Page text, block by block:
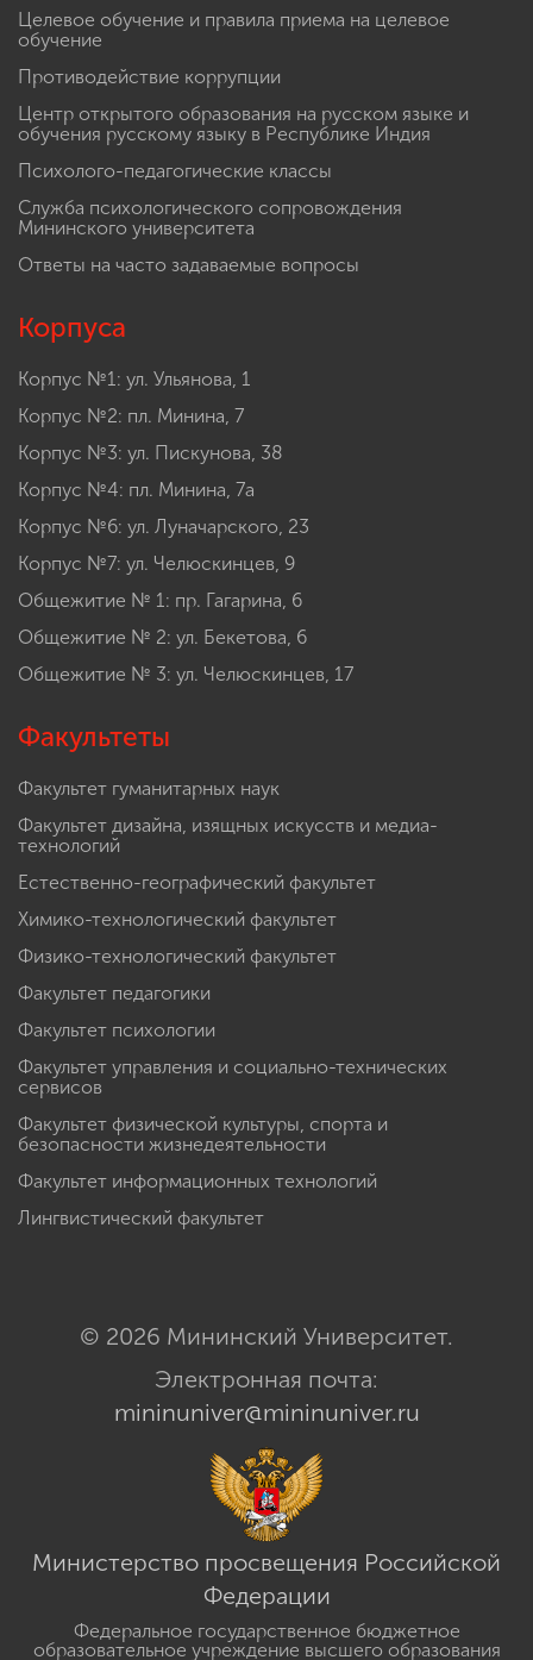
Целевое обучение и правила приема на целевое
обучение
Противодействие коррупции
Центр открытого образования на русском языке и
обучения русскому языку в Республике Индия
Психолого-педагогические классы
Служба психологического сопровождения
Мининского университета
Ответы на часто задаваемые вопросы
Корпуса
Корпус №1: ул. Ульянова, 1
Корпус №2: пл. Минина, 7
Корпус №3: ул. Пискунова, 38
Корпус №4: пл. Минина, 7а
Корпус №6: ул. Луначарского, 23
Корпус №7: ул. Челюскинцев, 9
Общежитие № 1: пр. Гагарина, 6
Общежитие № 2: ул. Бекетова, 6
Общежитие № 3: ул. Челюскинцев, 17
Факультеты
Факультет гуманитарных наук
Факультет дизайна, изящных искусств и медиа-
технологий
Естественно-географический факультет
Химико-технологический факультет
Физико-технологический факультет
Факультет педагогики
Факультет психологии
Факультет управления и социально-технических
сервисов
Факультет физической культуры, спорта и
безопасности жизнедеятельности
Факультет информационных технологий
Лингвистический факультет
© 2026 Мининский Университет.
Электронная почта:
mininuniver@mininuniver.ru
Министерство просвещения Российской
Федерации
Федеральное государственное бюджетное
образовательное учреждение высшего образования